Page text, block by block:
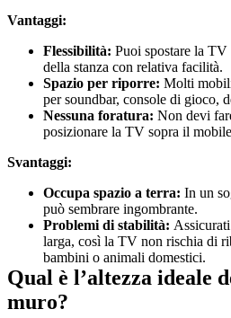
Vantaggi:
Flessibilità: Puoi spostare la
della stanza con relativa facilità.
Spazio per riporre: Molti
per soundbar, console di gioco,
Nessuna foratura: Non devi
posizionare la TV sopra il
Svantaggi:
Occupa spazio a terra: In un
può sembrare ingombrante.
Problemi di stabilità: Assicurati
larga, così la TV non rischia di
bambini o animali domestici.
Qual è l’altezza ideale
muro?